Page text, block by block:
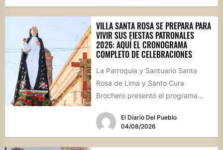
VILLA SANTA ROSA SE PREPARA PARA
VIVIR SUS FIESTAS PATRONALES
2026: AQUÍ EL CRONOGRAMA
COMPLETO DE CELEBRACIONES
La Parroquia y Santuario Santa
Rosa de Lima y Santo Cura
Brochero presentó el programa
El Diario Del Pueblo
04/08/2026